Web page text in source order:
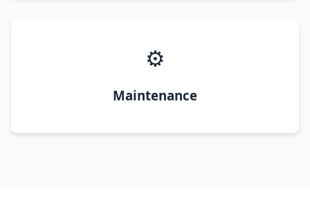
⚙️
Maintenance